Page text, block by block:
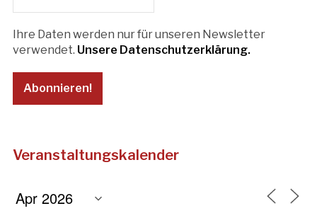
Ihre Daten werden nur für unseren Newsletter
verwendet. Unsere Datenschutzerklärung.
Veranstaltungskalender